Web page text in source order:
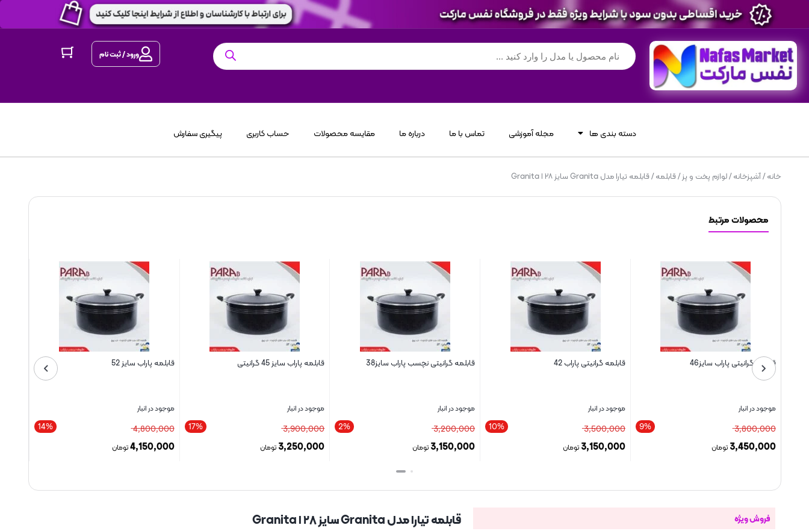
ورود / ثبت نام
دسته بندی ها مجله آموزشی تماس با ما درباره ما مقایسه محصولات حساب کاربری پیگیری سفارش
خانه/آشپزخانه/لوازم پخت و پز/قابلمه/ قابلمه تیارا مدل Granita سایز ۲۸ ا Granita
محصولات مرتبط
قابلمه گرانیتی پاراب سایز46
موجود در انبار
9% 3,800,000
3,450,000 تومان
قابلمه گرانیتی پاراب 42
موجود در انبار
10% 3,500,000
3,150,000 تومان
قابلمه گرانیتی نچسب پاراب سایز38
موجود در انبار
2% 3,200,000
3,150,000 تومان
قابلمه پاراب سایز 45 گرانیتی
موجود در انبار
17% 3,900,000
3,250,000 تومان
قابلمه پاراب سایز 52
موجود در انبار
14% 4,800,000
4,150,000تومان
فروش ویژه قابلمه تیارا مدل Granita سایز ۲۸ ا Granita